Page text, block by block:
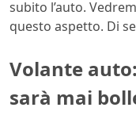
subito l’auto.
questo aspetto. Di
Volante
sarà mai